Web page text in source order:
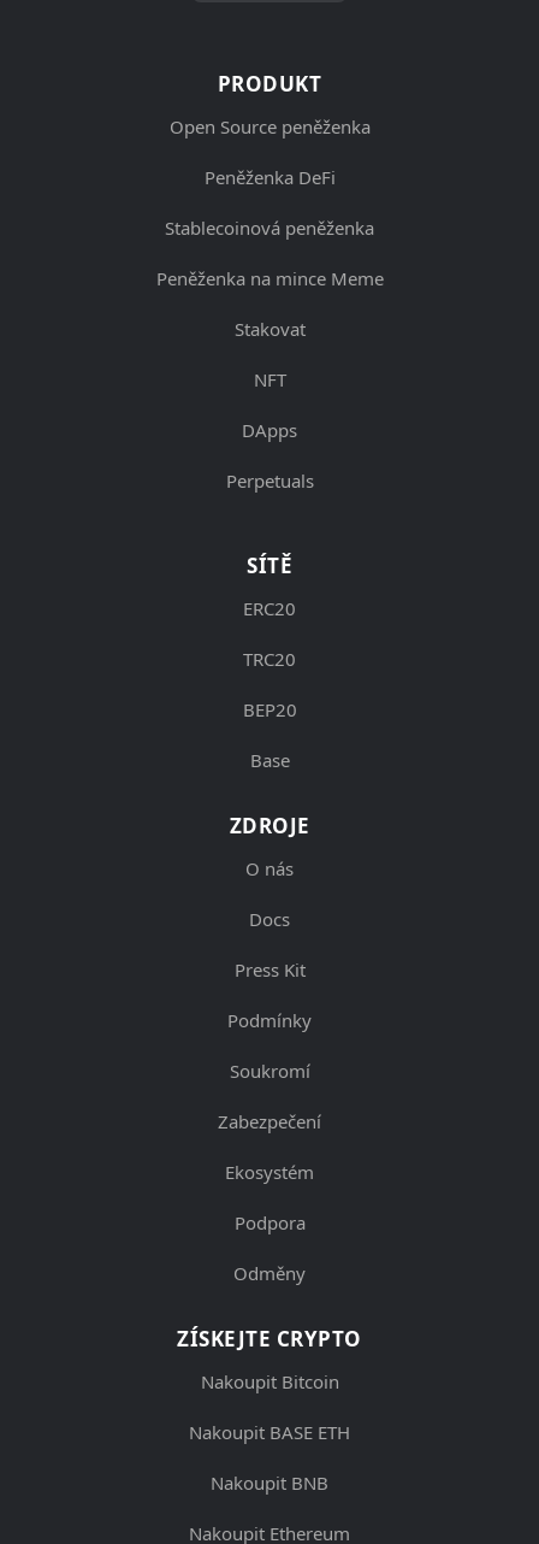
PRODUKT
Open Source peněženka
Peněženka DeFi
Stablecoinová peněženka
Peněženka na mince Meme
Stakovat
NFT
DApps
Perpetuals
SÍTĚ
ERC20
TRC20
BEP20
Base
ZDROJE
O nás
Docs
Press Kit
Podmínky
Soukromí
Zabezpečení
Ekosystém
Podpora
Odměny
ZÍSKEJTE CRYPTO
Nakoupit Bitcoin
Nakoupit BASE ETH
Nakoupit BNB
Nakoupit Ethereum